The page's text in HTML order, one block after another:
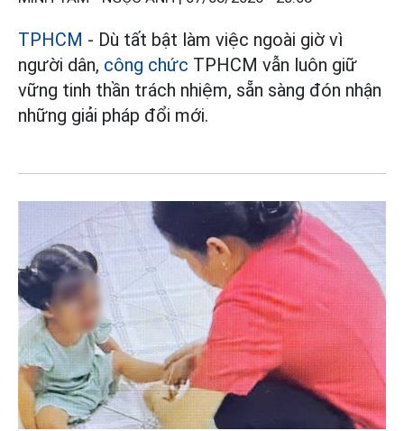
TPHCM - Dù tất bật làm việc ngoài giờ vì
người dân, công chức TPHCM vẫn luôn giữ
vững tinh thần trách nhiệm, sẵn sàng đón nhận
những giải pháp đổi mới.